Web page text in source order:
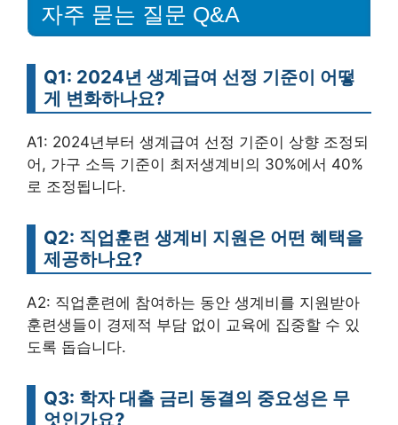
자주 묻는 질문 Q&A
Q1: 2024년 생계급여 선정 기준이 어떻
게 변화하나요?
A1: 2024년부터 생계급여 선정 기준이 상향 조정되
어, 가구 소득 기준이 최저생계비의 30%에서 40%
로 조정됩니다.
Q2: 직업훈련 생계비 지원은 어떤 혜택을
제공하나요?
A2: 직업훈련에 참여하는 동안 생계비를 지원받아
훈련생들이 경제적 부담 없이 교육에 집중할 수 있
도록 돕습니다.
Q3: 학자 대출 금리 동결의 중요성은 무
엇인가요?